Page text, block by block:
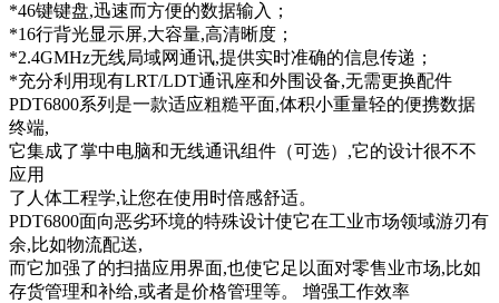
*46键键盘,迅速而方便的数据输入；
*16行背光显示屏,大容量,高清晰度；
*2.4GMHz无线局域网通讯,提供实时准确的信息传递；
*充分利用现有LRT/LDT通讯座和外围设备,无需更换配件
PDT6800系列是一款适应粗糙平面,体积小重量轻的便携数据
终端,
它集成了掌中电脑和无线通讯组件（可选）,它的设计很不不
应用
了人体工程学,让您在使用时倍感舒适。
PDT6800面向恶劣环境的特殊设计使它在工业市场领域游刃有
余,比如物流配送,
而它加强了的扫描应用界面,也使它足以面对零售业市场,比如
存货管理和补给,或者是价格管理等。 增强工作效率